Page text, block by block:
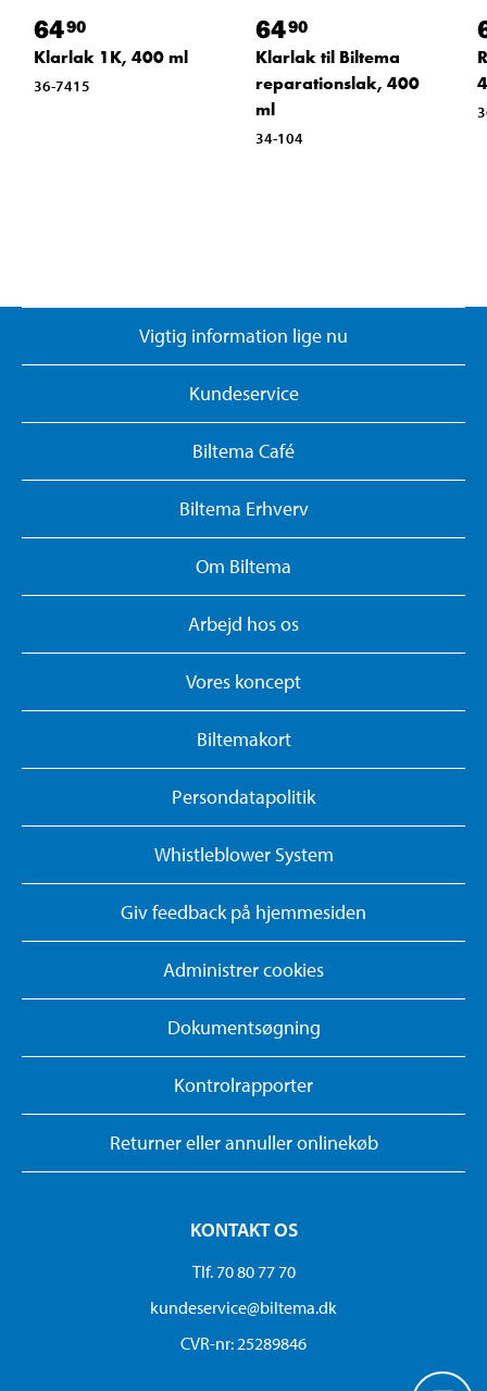
6490
Klarlak 1K, 400 ml
36-7415
6490
Klarlak til Biltema
reparationslak, 400
ml
34-104
Vigtig information lige nu
Kundeservice
Biltema Café
Biltema Erhverv
Om Biltema
Arbejd hos os
Vores koncept
Biltemakort
Persondatapolitik
Whistleblower System
Giv feedback på hjemmesiden
Administrer cookies
Dokumentsøgning
Kontrolrapporter
Returner eller annuller onlinekøb
KONTAKT OS
Tlf. 70 80 77 70
kundeservice@biltema.dk
CVR-nr: 25289846